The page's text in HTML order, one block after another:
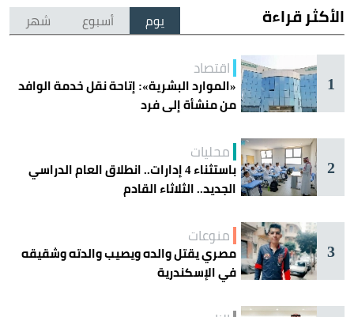
الأكثر قراءة يوم أسبوع شهر
1
اقتصاد
«الموارد البشرية»: إتاحة نقل خدمة الوافد
من منشأة إلى فرد
2
محليات
باستثناء 4 إدارات.. انطلاق العام الدراسي
الجديد.. الثلاثاء القادم
3
منوعات
مصري يقتل والده ويصيب والدته وشقيقه
في الإسكندرية